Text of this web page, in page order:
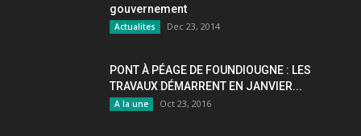
gouvernement
Actualites Dec 23, 2014
PONT À PÉAGE DE FOUNDIOUGNE : LES
TRAVAUX DÉMARRENT EN JANVIER...
A la une Oct 23, 2016